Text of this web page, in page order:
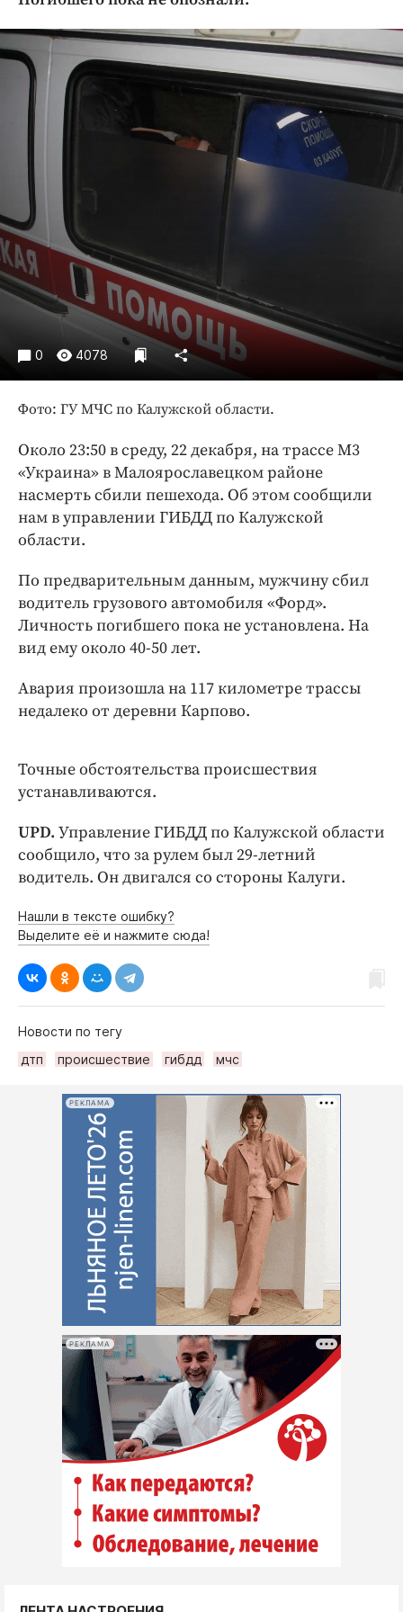
Культура
Недвижимость и ЖКХ
Образование
Общество
Погода
Спорт
Экономика и бизнес
ПРОЕКТЫ
Блоги
Издания
Медиаперсона
Интересное чтиво
Бренд года
Работодатель года
0 4078
Фото: ГУ МЧС по Калужской области.
Около 23:50 в среду, 22 декабря, на трассе М3
«Украина» в Малоярославецком районе
насмерть сбили пешехода. Об этом сообщили
нам в управлении ГИБДД по Калужской
области.
По предварительным данным, мужчину сбил
водитель грузового автомобиля «Форд».
Личность погибшего пока не установлена. На
вид ему около 40-50 лет.
Авария произошла на 117 километре трассы
недалеко от деревни Карпово.
Точные обстоятельства происшествия
устанавливаются.
UPD. Управление ГИБДД по Калужской области
сообщило, что за рулем был 29-летний
водитель. Он двигался со стороны Калуги.
Нашли в тексте ошибку?
Выделите её и нажмите сюда!
Новости по тегу
дтп
происшествие гибдд мчс
РЕКЛАМА
РЕКЛАМА